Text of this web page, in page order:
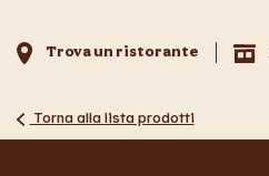
Trova un ristorante
Torna alla lista prodotti